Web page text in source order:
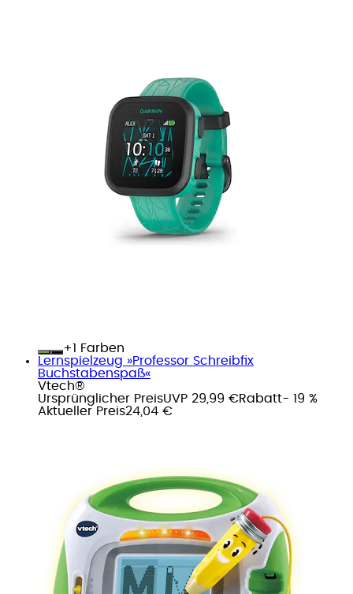
+
Farben
Lernspielzeug »Professor Schreibfix
Buchstabenspaß«
Vtech®
Ursprünglicher PreisUVP 29,99 €Rabatt- 19 %
Aktueller Preis24,04 €